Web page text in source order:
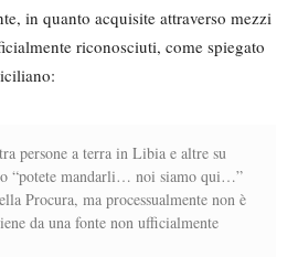
in quanto acquisite attraverso mezzi
riconosciuti, come spiegato
persone a terra in Libia e altre su
“potete mandarli… noi siamo qui…”
Procura, ma processualmente non è
da una fonte non ufficialmente